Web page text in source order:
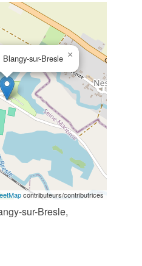
sur-Bresle ×
contributeurs/contributrices
sur-Bresle,